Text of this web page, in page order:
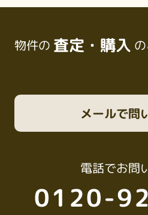
物件の 査定・購入
電話でお問
0120-
メールで問